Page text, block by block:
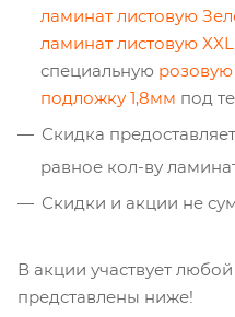
ламинат листовую
ламинат листовую
специальную
подложку 1,8мм под
Скидка
равное кол-ву
Скидки и акции не
В акции участвует
представлены ниже!